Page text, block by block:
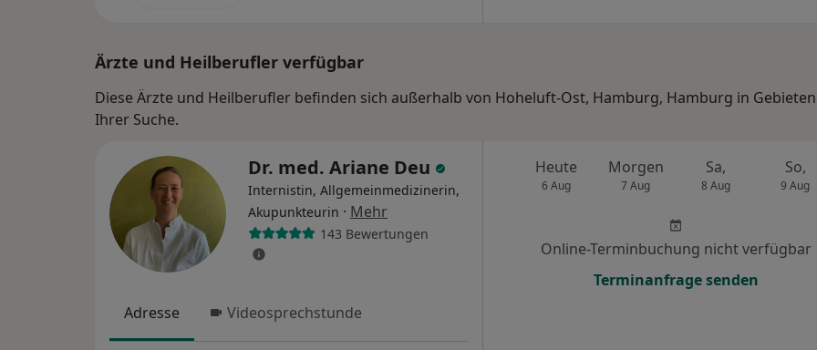
Ärzte und Heilberufler verfügbar
Diese Ärzte und Heilberufler befinden sich außerhalb von Hoheluft-Ost, Hamburg, Hamburg in
Ihrer Suche.
Dr. med. Ariane Deu
Internistin, Allgemeinmedizinerin,
Akupunkteurin · Mehr
143 Bewertungen
Adresse Videosprechstunde
Heute
6 Aug
Morgen
7 Aug
Sa,
8 Aug
So,
9 Aug
Online-Terminbuchung nicht verfügbar
Terminanfrage senden